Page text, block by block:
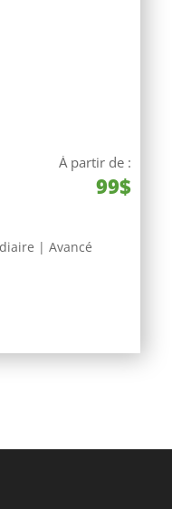
À partir de :
99$
| Avancé